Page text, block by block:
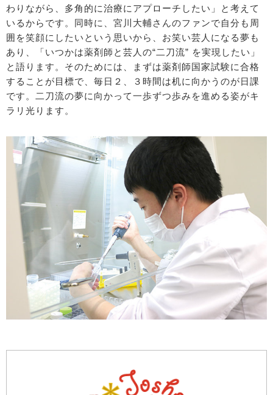
わりながら、多角的に治療にアプローチしたい」と考えて
いるからです。同時に、宮川大輔さんのファンで自分も周
囲を笑顔にしたいという思いから、お笑い芸人になる夢も
あり、「いつかは薬剤師と芸人の“二刀流” を実現したい」
と語ります。そのためには、まずは薬剤師国家試験に合格
することが目標で、毎日２、３時間は机に向かうのが日課
です。二刀流の夢に向かって一歩ずつ歩みを進める姿がキ
ラリ光ります。